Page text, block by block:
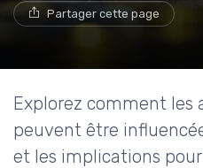
Partager cette page
Explorez comment les
peuvent être
et les implications